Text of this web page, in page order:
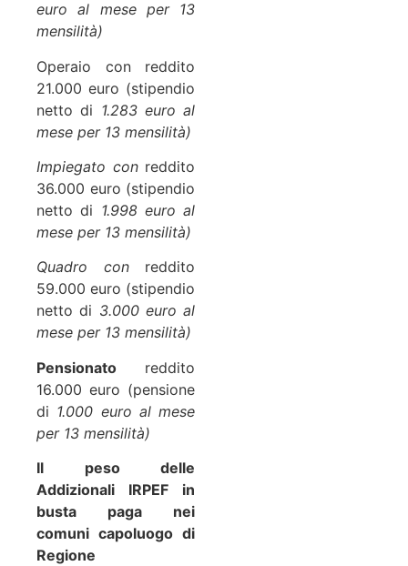
euro al mese per 13
mensilità)
Operaio con reddito
21.000 euro (stipendio
netto di 1.283 euro al
mese per 13 mensilità)
Impiegato con reddito
36.000 euro (stipendio
netto di 1.998 euro al
mese per 13 mensilità)
Quadro con reddito
59.000 euro (stipendio
netto di 3.000 euro al
mese per 13 mensilità)
Pensionato
reddito
16.000 euro (pensione
di 1.000 euro al mese
per 13 mensilità)
Il peso delle
Addizionali IRPEF in
busta paga nei
comuni capoluogo di
Regione